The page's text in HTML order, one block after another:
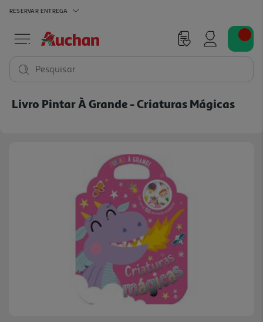
RESERVAR ENTREGA
Pesquisar
Livro Pintar À Grande - Criaturas Mágicas